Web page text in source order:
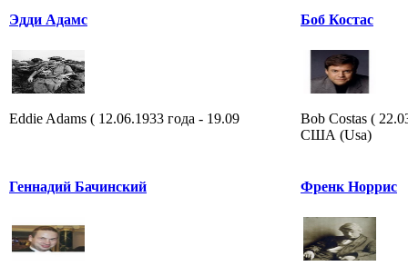
Эдди Адамс
Eddie Adams ( 12.06.1933 года - 19.09
Боб Костас
Bob Costas (
США (Usa)
Геннадий Бачинский Френк Норрис